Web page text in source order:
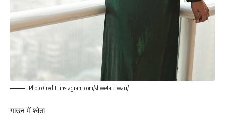
Photo Credit: instagram.com/shweta.tiwari/
गाउन में श्वेता